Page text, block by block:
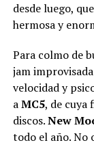
desde luego,
hermosa y
Para colmo de
jam
velocidad y
aMC5, de cuya
discos.New
todo el año. No